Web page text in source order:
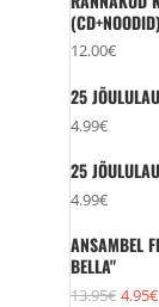
(CD+NOODID)
12.00€
25
4.99€
25
4.99€
ANSAMBEL
BELLA"
13.95€ Algne
4.95€